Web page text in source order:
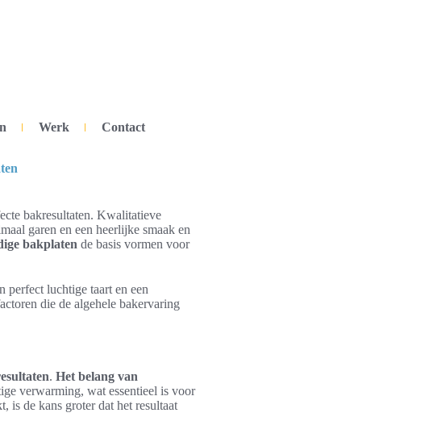
Werk Contact
bakresultaten. Kwalitatieve
garen en een heerlijke smaak en
bakplaten de basis vormen voor
perfect luchtige taart en een
die de algehele bakervaring
. Het belang van
verwarming, wat essentieel is voor
is de kans groter dat het resultaat